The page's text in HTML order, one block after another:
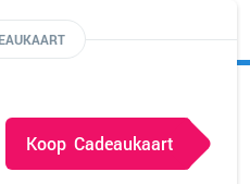
Koop Cadeaukaart